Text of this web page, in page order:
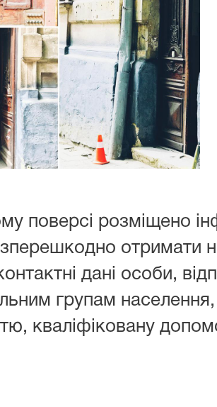
поверсі розміщено
отримати
дані особи,
групам
кваліфіковану